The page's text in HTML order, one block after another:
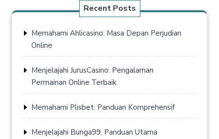
Recent Posts
Memahami Ahlicasino: Masa Depan Perjudian
Online
Menjelajahi JurusCasino: Pengalaman
Permainan Online Terbaik
Memahami Plisbet: Panduan Komprehensif
Menjelajahi Bunga99: Panduan Utama